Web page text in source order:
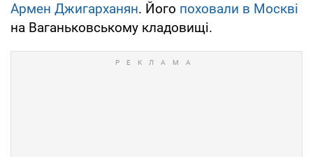
Армен Джигарханян. Його поховали в Москві
на Ваганьковському кладовищі.